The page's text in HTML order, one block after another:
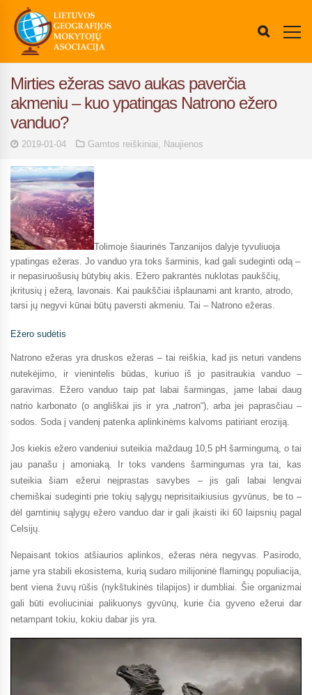
Mirties ežeras savo aukas paverčia
akmeniu – kuo ypatingas Natrono ežero
vanduo?
2019-01-04 Gamtos reiškiniai, Naujienos
Tolimoje šiaurinės Tanzanijos dalyje tyvuliuoja
ypatingas ežeras. Jo vanduo yra toks šarminis, kad gali sudeginti odą –
ir nepasiruošusių būtybių akis. Ežero pakrantės nuklotas paukščių,
įkritusių į ežerą, lavonais. Kai paukščiai išplaunami ant kranto, atrodo,
tarsi jų negyvi kūnai būtų paversti akmeniu. Tai – Natrono ežeras.
Ežero sudėtis
Natrono ežeras yra druskos ežeras – tai reiškia, kad jis neturi vandens
nutekėjimo, ir vienintelis būdas, kuriuo iš jo pasitraukia vanduo –
garavimas. Ežero vanduo taip pat labai šarmingas, jame labai daug
natrio karbonato (o angliškai jis ir yra „natron“), arba jei paprasčiau –
sodos. Soda į vandenį patenka aplinkinėms kalvoms patiriant eroziją.
Jos kiekis ežero vandeniui suteikia maždaug 10,5 pH šarmingumą, o tai
jau panašu į amoniaką. Ir toks vandens šarmingumas yra tai, kas
suteikia šiam ežerui neįprastas savybes – jis gali labai lengvai
chemiškai sudeginti prie tokių sąlygų neprisitaikiusius gyvūnus, be to –
dėl gamtinių sąlygų ežero vanduo dar ir gali įkaisti iki 60 laipsnių pagal
Celsijų.
Nepaisant tokios atšiaurios aplinkos, ežeras nėra negyvas. Pasirodo,
jame yra stabili ekosistema, kurią sudaro milijoninė flamingų populiacija,
bent viena žuvų rūšis (nykštukinės tilapijos) ir dumbliai. Šie organizmai
gali būti evoliuciniai palikuonys gyvūnų, kurie čia gyveno ežerui dar
netampant tokiu, kokiu dabar jis yra.